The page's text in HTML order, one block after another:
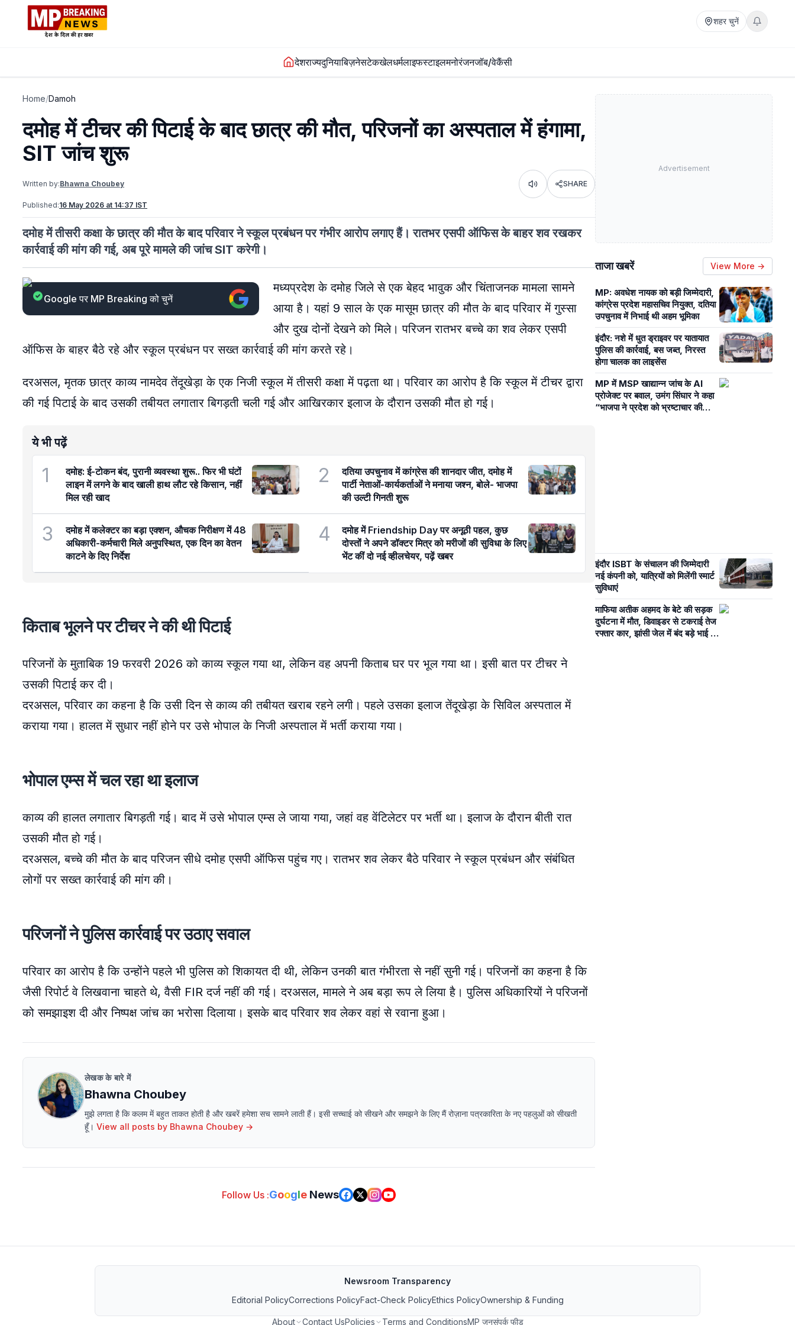
शहर चुनें
देशराज्यदुनियाबिज़नेसटेकखेलधर्मलाइफस्टाइलमनोरंजनजॉब/वेकैंसी
Home/Damoh
दमोह में टीचर की पिटाई के बाद छात्र की मौत, परिजनों का अस्पताल में हंगामा,
SIT जांच शुरू
Written by:Bhawna Choubey Listen SHARE
Published:16 May 2026 at 14:37 IST
दमोह में तीसरी कक्षा के छात्र की मौत के बाद परिवार ने स्कूल प्रबंधन पर गंभीर आरोप लगाए हैं। रातभर एसपी ऑफिस के बाहर शव रखकर
कार्रवाई की मांग की गई, अब पूरे मामले की जांच SIT करेगी।
Google पर MP Breaking को चुनें
मध्यप्रदेश के दमोह जिले से एक बेहद भावुक और चिंताजनक मामला सामने
आया है। यहां 9 साल के एक मासूम छात्र की मौत के बाद परिवार में गुस्सा
और दुख दोनों देखने को मिले। परिजन रातभर बच्चे का शव लेकर एसपी
ऑफिस के बाहर बैठे रहे और स्कूल प्रबंधन पर सख्त कार्रवाई की मांग करते रहे।
दरअसल, मृतक छात्र काव्य नामदेव तेंदूखेड़ा के एक निजी स्कूल में तीसरी कक्षा में पढ़ता था। परिवार का आरोप है कि स्कूल में टीचर द्वारा
की गई पिटाई के बाद उसकी तबीयत लगातार बिगड़ती चली गई और आखिरकार इलाज के दौरान उसकी मौत हो गई।
ये भी पढ़ें
1
दमोह: ई-टोकन बंद, पुरानी व्यवस्था शुरू.. फिर भी घंटों
लाइन में लगने के बाद खाली हाथ लौट रहे किसान, नहीं
मिल रही खाद
2
दतिया उपचुनाव में कांग्रेस की शानदार जीत, दमोह में
पार्टी नेताओं-कार्यकर्ताओं ने मनाया जश्न, बोले- भाजपा
की उल्टी गिनती शुरू
3
दमोह में कलेक्टर का बड़ा एक्शन, औचक निरीक्षण में 48
अधिकारी-कर्मचारी मिले अनुपस्थित, एक दिन का वेतन
काटने के दिए निर्देश
4
दमोह में Friendship Day पर अनूठी पहल, कुछ
दोस्तोंं ने अपने डॉक्टर मित्र को मरीजों की सुविधा के लिए
भेंट कीं दो नई व्हीलचेयर, पढ़ें खबर
किताब भूलने पर टीचर ने की थी पिटाई
परिजनों के मुताबिक 19 फरवरी 2026 को काव्य स्कूल गया था, लेकिन वह अपनी किताब घर पर भूल गया था। इसी बात पर टीचर ने
उसकी पिटाई कर दी।
दरअसल, परिवार का कहना है कि उसी दिन से काव्य की तबीयत खराब रहने लगी। पहले उसका इलाज तेंदूखेड़ा के सिविल अस्पताल में
कराया गया। हालत में सुधार नहीं होने पर उसे भोपाल के निजी अस्पताल में भर्ती कराया गया।
भोपाल एम्स में चल रहा था इलाज
काव्य की हालत लगातार बिगड़ती गई। बाद में उसे भोपाल एम्स ले जाया गया, जहां वह वेंटिलेटर पर भर्ती था। इलाज के दौरान बीती रात
उसकी मौत हो गई।
दरअसल, बच्चे की मौत के बाद परिजन सीधे दमोह एसपी ऑफिस पहुंच गए। रातभर शव लेकर बैठे परिवार ने स्कूल प्रबंधन और संबंधित
लोगों पर सख्त कार्रवाई की मांग की।
परिजनों ने पुलिस कार्रवाई पर उठाए सवाल
परिवार का आरोप है कि उन्होंने पहले भी पुलिस को शिकायत दी थी, लेकिन उनकी बात गंभीरता से नहीं सुनी गई। परिजनों का कहना है कि
जैसी रिपोर्ट वे लिखवाना चाहते थे, वैसी FIR दर्ज नहीं की गई। दरअसल, मामले ने अब बड़ा रूप ले लिया है। पुलिस अधिकारियों ने परिजनों
को समझाइश दी और निष्पक्ष जांच का भरोसा दिलाया। इसके बाद परिवार शव लेकर वहां से रवाना हुआ।
लेखक के बारे में
Bhawna Choubey
मुझे लगता है कि कलम में बहुत ताकत होती है और खबरें हमेशा सच सामने लाती हैं। इसी सच्चाई को सीखने और समझने के लिए मैं रोज़ाना पत्रकारिता के नए पहलुओं को सीखती
हूँ। View all posts by Bhawna Choubey →
Follow Us :Google News
Advertisement
ताजा खबरें View More →
MP: अवधेश नायक को बड़ी जिम्मेदारी,
कांग्रेस प्रदेश महासचिव ​नियुक्त, दतिया
उपचुनाव में निभाई थी अहम भूमिका
इंदौर: नशे में धुत ड्राइवर पर यातायात
पुलिस की कार्रवाई, बस जब्त, निरस्त
होगा चालक का लाइसेंस
MP में MSP खाद्यान्न जांच के AI
प्रोजेक्ट पर बवाल, उमंग सिंघार ने कहा
“भाजपा ने प्रदेश को भ्रष्टाचार की
इंदौर ISBT के संचालन की जिम्मेदारी
नई कंपनी को, यात्रियों को मिलेंगी स्मार्ट
सुविधाएं
माफिया अतीक अहमद के बेटे की सड़क
दुर्घटना में मौत, डिवाइडर से टकराई तेज
रफ्तार कार, झांसी जेल में बंद बड़े भाई से
Newsroom Transparency
Editorial PolicyCorrections PolicyFact-Check PolicyEthics PolicyOwnership & Funding
About Contact UsPolicies Terms and ConditionsMP जनसंपर्क फीड